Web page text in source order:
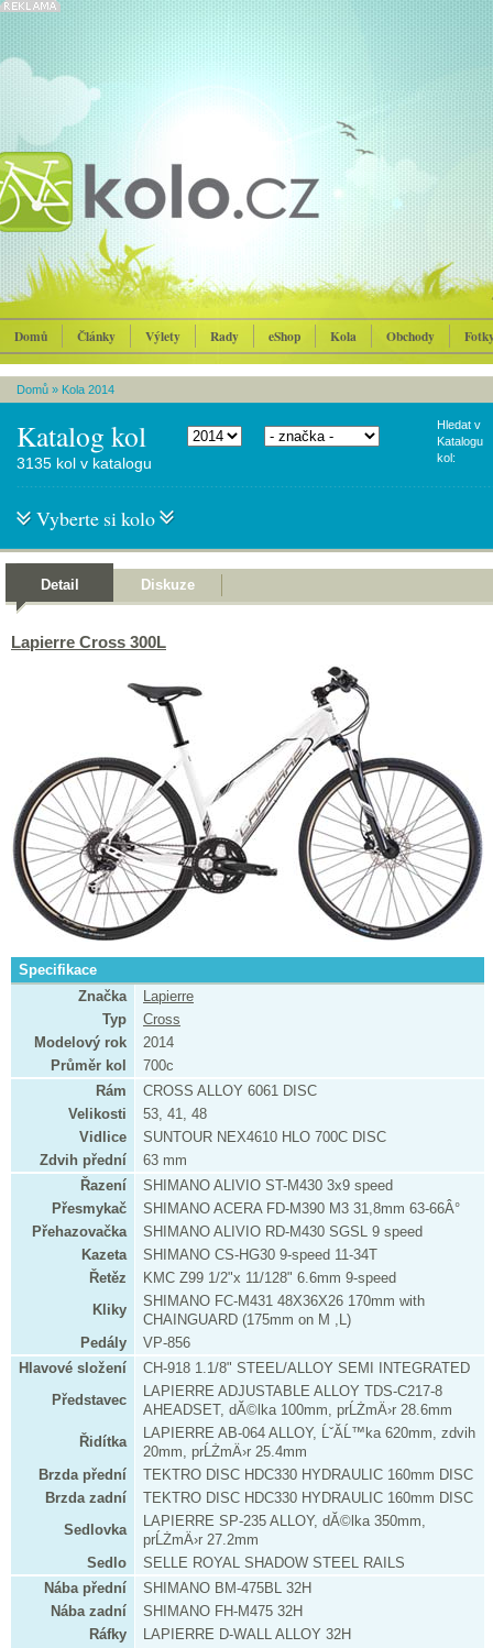
Domů Články Výlety Rady eShop Kola Obchody
Domů » Kola 2014
Katalog kol
Hledat v
Katalogu
kol:
3135 kol v katalogu
Vyberte si kolo
Detail Diskuze
Lapierre Cross 300L
Specifikace
Značka
Lapierre
Typ
Cross
Modelový rok
2014
Průměr kol
700c
Rám
CROSS ALLOY 6061 DISC
Velikosti
53, 41, 48
Vidlice
SUNTOUR NEX4610 HLO 700C DISC
Zdvih přední
63 mm
Řazení
SHIMANO ALIVIO ST-M430 3x9 speed
Přesmykač
SHIMANO ACERA FD-M390 M3 31,8mm 63-66Â°
Přehazovačka
SHIMANO ALIVIO RD-M430 SGSL 9 speed
Kazeta
SHIMANO CS-HG30 9-speed 11-34T
Řetěz
KMC Z99 1/2"x 11/128" 6.6mm 9-speed
Kliky
SHIMANO FC-M431 48X36X26 170mm with
CHAINGUARD (175mm on M ,L)
Pedály
VP-856
Hlavové složení
CH-918 1.1/8" STEEL/ALLOY SEMI INTEGRATED
Představec
LAPIERRE ADJUSTABLE ALLOY TDS-C217-8
AHEADSET, dĂ©lka 100mm, prĹŻmÄ›r 28.6mm
Řidítka
LAPIERRE AB-064 ALLOY, ĹˇĂ­Ĺ™ka 620mm, zdvih
20mm, prĹŻmÄ›r 25.4mm
Brzda přední
TEKTRO DISC HDC330 HYDRAULIC 160mm DISC
Brzda zadní
TEKTRO DISC HDC330 HYDRAULIC 160mm DISC
Sedlovka
LAPIERRE SP-235 ALLOY, dĂ©lka 350mm,
prĹŻmÄ›r 27.2mm
Sedlo
SELLE ROYAL SHADOW STEEL RAILS
Nába přední
SHIMANO BM-475BL 32H
Nába zadní
SHIMANO FH-M475 32H
Ráfky
LAPIERRE D-WALL ALLOY 32H